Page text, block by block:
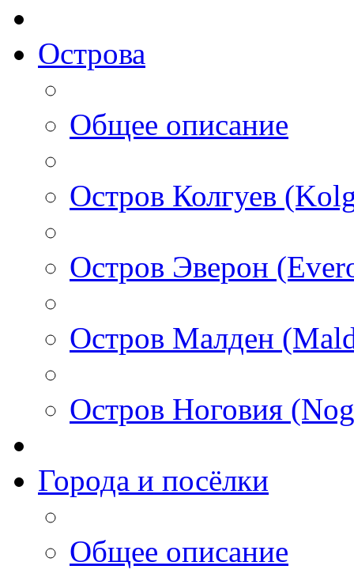
Острова
Общее описание
Остров Колгуев
Остров Эверон
Остров Малден
Остров Ноговия
Города и посёлки
Общее описание